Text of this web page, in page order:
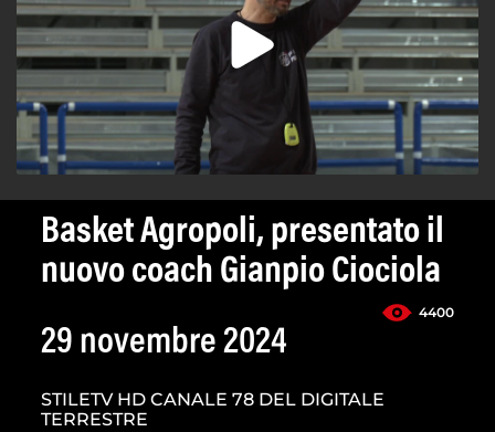
Basket Agropoli, presentato il
nuovo coach Gianpio Ciociola
4400
29 novembre 2024
STILETV HD CANALE 78 DEL DIGITALE
TERRESTRE